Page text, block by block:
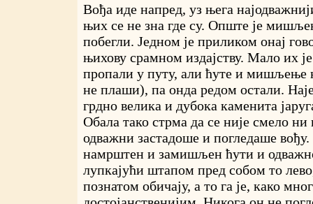
Вођа иде напред, уз њега
њих се не зна где су. Опште је
побегли. Једном је приликом онај
њихову срамном издајству. Мало их
пропали у путу, али ћуте и мишљење
не плаши), па онда редом остали.
грдно велика и дубока каменита
Обала тако стрма да се није смело
одважни застадоше и погледаше
намрштен и замишљен ћути и
лупкајући штапом пред собом то
познатом обичају, а то га је, како